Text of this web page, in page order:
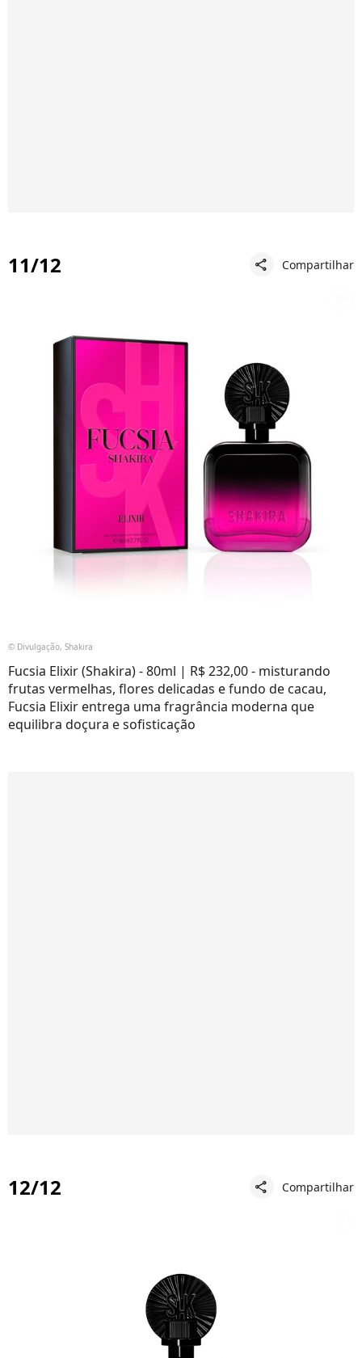
11/12 share Compartilhar
© Divulgação, Shakira
Fucsia Elixir (Shakira) - 80ml | R$ 232,00 - misturando
frutas vermelhas, flores delicadas e fundo de cacau,
Fucsia Elixir entrega uma fragrância moderna que
equilibra doçura e sofisticação
12/12 share Compartilhar